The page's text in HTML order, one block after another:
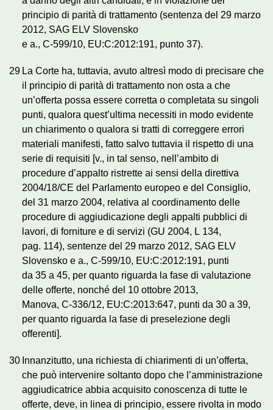
principio di parità di trattamento (sentenza del 29 marzo
2012, SAG ELV Slovensko
e a., C‑599/10, EU:C:2012:191, punto 37).
29 La Corte ha, tuttavia, avuto altresì modo di precisare che
il principio di parità di trattamento non osta a che
un’offerta possa essere corretta o completata su singoli
punti, qualora quest’ultima necessiti in modo evidente
un chiarimento o qualora si tratti di correggere errori
materiali manifesti, fatto salvo tuttavia il rispetto di una
serie di requisiti [v., in tal senso, nell’ambito di
procedure d’appalto ristrette ai sensi della direttiva
2004/18/CE del Parlamento europeo e del Consiglio,
del 31 marzo 2004, relativa al coordinamento delle
procedure di aggiudicazione degli appalti pubblici di
lavori, di forniture e di servizi (GU 2004, L 134,
pag. 114), sentenze del 29 marzo 2012, SAG ELV
Slovensko e a., C‑599/10, EU:C:2012:191, punti
da 35 a 45, per quanto riguarda la fase di valutazione
delle offerte, nonché del 10 ottobre 2013,
Manova, C‑336/12, EU:C:2013:647, punti da 30 a 39,
per quanto riguarda la fase di preselezione degli
offerenti].
30 Innanzitutto, una richiesta di chiarimenti di un’offerta,
che può intervenire soltanto dopo che l’amministrazione
aggiudicatrice abbia acquisito conoscenza di tutte le
offerte, deve, in linea di principio, essere rivolta in modo